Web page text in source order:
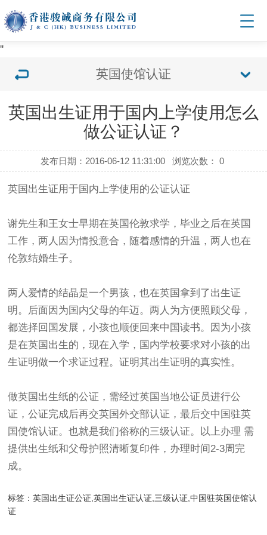
''
英国使馆认证
英国出生证用于国内上学使用怎么
做公证认证？
发布日期：2016-06-12 11:31:00 浏览次数： 0
英国出生证用于国内上学使用的公证认证
谢先生和王女士早期在英国伦敦求学，毕业之后在英国
工作，两人因为情投意合，随着感情的升温，两人也在
伦敦结婚生子。
两人爱情的结晶是一个男孩，也在英国拿到了出生证
明。后面因为国内父母的年迈。两人为方便照顾父母，
都选择回国发展，小孩也顺便回来中国读书。因为小孩
是在英国出生的，现在入学，国内学校要求对小孩的出
生证明做一个求证过程。证明其出生证明的真实性。
做英国出生纸的公证，需经过英国当地公证员进行公
证，公证完成后再交英国外交部认证，最后交中国驻英
国使馆认证。也就是我们俗称的三级认证。以上办理 需
提供出生纸和父母护照清晰复印件，办理时间2-3周完
成。
标签：英国出生证公证,英国出生证认证,三级认证,中国驻英国使馆认
证